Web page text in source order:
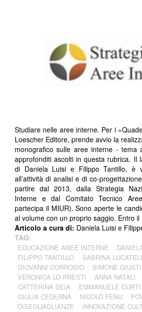
Studiare nelle aree interne. Per i
Loescher Editore, prende avvio la
monografico sulle aree interne - tema
approfonditi ascolti in questa rubrica. Il
di Daniela Luisi e Filippo Tantillo, è
all’attività di analisi e di co-
partire dal 2013, dalla Strategia
Interne e dal Comitato Tecnico
partecipa il MIUR). Sono aperte le
al volume con un proprio saggio. Entro il
Articolo a cura di: Daniela Luisi e
TAG:
EDUCAZIONE AREE INTERNE
FILIPPO TANTILLO
SABRINA
GIOVANNI CORROSIO
SIMONE GIUSTI
VERONICA LO PRESTI
ANNA NATALI
CATTERINA SEIA
EMMANUELE CURTI
GIULIA CEDERNA
NICOLÒ FENU
DISEGUAGLIANZE
INNOVAZIONE